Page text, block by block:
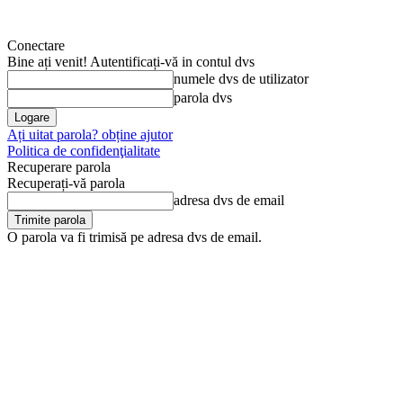
Conectare
Bine ați venit! Autentificați-vă in contul dvs
numele dvs de utilizator
parola dvs
Ați uitat parola? obține ajutor
Politica de confidenţialitate
Recuperare parola
Recuperați-vă parola
adresa dvs de email
O parola va fi trimisă pe adresa dvs de email.